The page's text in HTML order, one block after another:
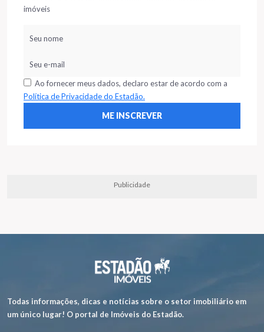
imóveis
Ao fornecer meus dados, declaro estar de acordo com a
Política de Privacidade do Estadão.
Publicidade
Todas informações, dicas e notícias sobre o setor imobiliário em
um único lugar! O portal de Imóveis do Estadão.